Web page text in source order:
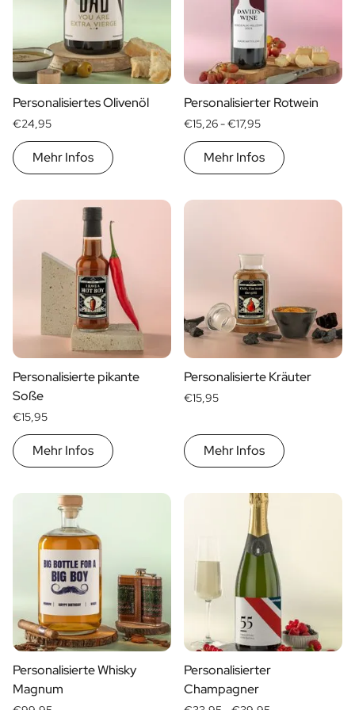
Geschenk für Ihn
Geschenk für Mama
Geschenk für Papa
Werbegeschenke
Gaststättengewerbe
Private-Label-Spirituosen
Uber Uns
Bewertungen
Blog
Kontakt
Personalisiertes Olivenöl
€24,95
Mehr Infos
Personalisierter Rotwein
€15,26 -€17,95
Mehr Infos
Personalisierte pikante
Soße
€15,95
Mehr Infos
Personalisierte Kräuter
€15,95
Mehr Infos
Personalisierte Whisky
Magnum
Personalisierter
Champagner